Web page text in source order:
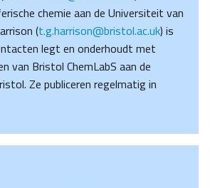
chemie aan de Universiteit van
(t.g.harrison@bristol.ac.uk) is
legt en onderhoudt met
van Bristol ChemLabS aan de
Ze publiceren regelmatig in